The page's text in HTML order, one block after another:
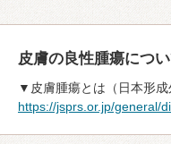
皮膚の良性腫瘍につ
▼皮膚腫瘍とは（日本形成
https://jsprs.or.jp/general/